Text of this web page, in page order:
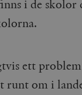
i de skolor
ett
runt om i
Inc.
Inc.